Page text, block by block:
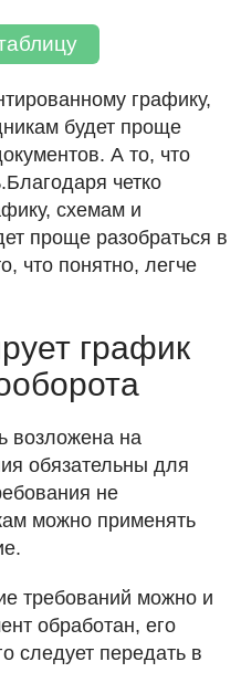
графику,
будет проще
А то, что
четко
схемам и
проще разобраться в
что понятно, легче
график
возложена на
обязательны для
не
можно применять
требований можно и
обработан, его
следует передать в